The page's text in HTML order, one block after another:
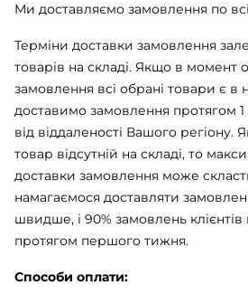
Ми доставляємо замовлення по
Терміни доставки замовлення
товарів на складі. Якщо в момент
замовлення всі обрані товари є в
доставимо замовлення протягом 1
від віддаленості Вашого
товар відсутній на складі, то
доставки замовлення може
намагаємося доставляти
швидше, і 90% замовлень клієнтів
протягом першого тижня.
Способи оплати: